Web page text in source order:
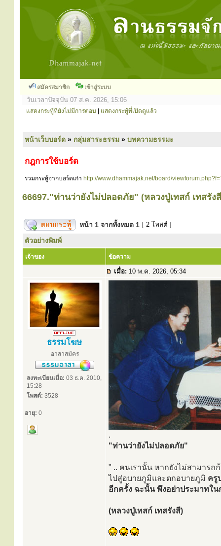
สมัครสมาชิก เข้าสู่ระบบ
วันเวลาปัจจุบัน 07 ส.ค. 2026, 15:06
แสดงกระทู้ที่ยังไม่มีการตอบ แสดงกระทู้ที่เปิดดูแล้ว
หน้าเว็บบอร์ด » กลุ่มสาระธรรม » บทความธรรมะ
กฎการใช้บอร์ด
รวมกระทู้จากบอร์ดเก่า http://www.dhammajak.net/board/
66697."ท่านว่ายังไม่ปลอดภัย" (หลวงปู่เทสก์ เทสรัง
หน้า 1 จากทั้งหมด 1 [ 2 โพสต์ ]
ตัวอย่างพิมพ์
เจ้าของ ข้อความ
เมื่อ: 10 พ.ค. 2026, 05:34
ธรรมโฆษ
อาสาสมัคร
ลงทะเบียนเมื่อ: 03 ธ.ค. 2010,
15:28
โพสต์: 3528
อายุ: 0
.
"ท่านว่ายังไม่ปลอดภัย"
" .. คนเรานั้น หากยังไม่สามาร
ไปสู่อบายภูมิและตกอบายภูมิ ครู
อีกครั้ง ฉะนั้น พึงอย่าประมาทใ
(หลวงปู่เทสก์ เทสรังสี)